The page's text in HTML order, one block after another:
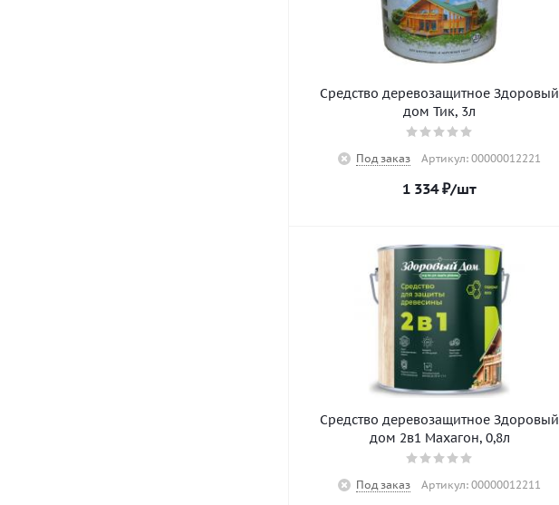
Средство деревозащитное Здоровый
дом Тик, 3л
Под заказ Артикул: 00000012221
1 334₽/шт
Средство деревозащитное Здоровый
дом 2в1 Махагон, 0,8л
Под заказ Артикул: 00000012211